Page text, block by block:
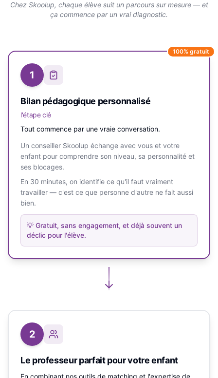
Chez Skoolup, chaque élève suit un parcours sur mesure — et
ça commence par un vrai diagnostic.
100% gratuit
1
Bilan pédagogique personnalisé
l'étape clé
Tout commence par une vraie conversation.
Un conseiller Skoolup échange avec vous et votre
enfant pour comprendre son niveau, sa personnalité et
ses blocages.
En 30 minutes, on identifie ce qu'il faut vraiment
travailler — c'est ce que personne d'autre ne fait aussi
bien.
💡 Gratuit, sans engagement, et déjà souvent un
déclic pour l'élève.
2
Le professeur parfait pour votre enfant
En combinant nos outils de matching et l'expertise de